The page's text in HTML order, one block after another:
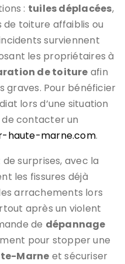
: tuiles déplacées,
de toiture affaiblis ou
surviennent
les propriétaires à
de toiture afin
graves. Pour bénéficier
lors d’une situation
contacter un
haute-marne.com.
de surprises, avec la
les fissures déjà
arrachements lors
après un violent
de dépannage
pour stopper une
Marne et sécuriser